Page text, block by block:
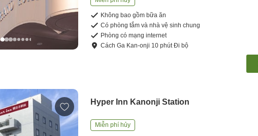
Không bao gồm bữa ăn
Có phòng tắm và nhà vệ sinh chung
Phòng có mạng internet
CáchGa Kan-onji 10 phútĐi bộ
Hyper Inn Kanonji Station
Miễn phí hủy